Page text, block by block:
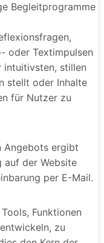
Begleitprogramme
oder Textimpulsen
intuitivsten, stillen
stellt oder Inhalte
für Nutzer zu
Angebots ergibt
auf der Website
per E-Mail.
Funktionen
zu